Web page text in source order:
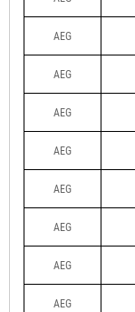
AEG
AEG
AEG
AEG
AEG
AEG
AEG
AEG